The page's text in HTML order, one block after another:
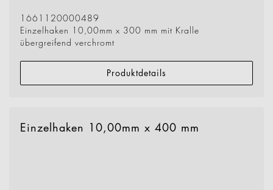
1661120000489
Einzelhaken 10,00mm x 300 mm mit Kralle
übergreifend verchromt
Produktdetails
Einzelhaken 10,00mm x 400 mm